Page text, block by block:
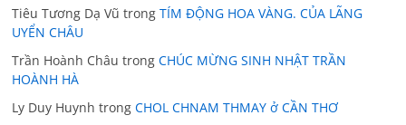
Tiêu Tương Dạ Vũ trongTÍM ĐỘNG HOA VÀNG. CỦA LÃNG
UYỂN CHÂU
Trần Hoành Châu trongCHÚC MỪNG SINH NHẬT TRẦN
HOÀNH HÀ
Ly Duy Huynh trongCHOL CHNAM THMAY ở CẦN THƠ